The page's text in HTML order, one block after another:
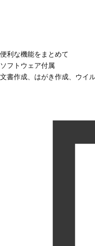
便利な機能をまとめて
ソフトウェア付属
文書作成、はがき作成、ウイ